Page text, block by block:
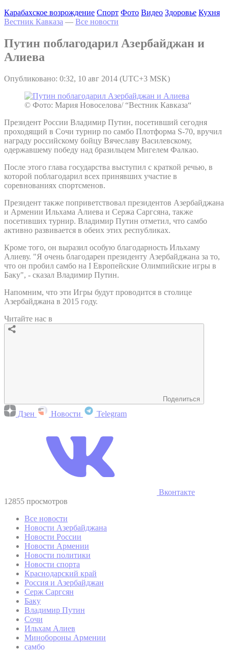
Карабахское возрождение Спорт Фото Видео Здоровье Кухня
Вестник Кавказа — Все новости
Путин поблагодарил Азербайджан и
Алиева
Опубликовано: 0:32, 10 авг 2014 (UTC+3 MSK)
© Фото: Мария Новоселова/ “Вестник Кавказа“
Президент России Владимир Путин, посетивший сегодня
проходящий в Сочи турнир по самбо Плотформа S-70, вручил
награду российскому бойцу Вячеславу Василевскому,
одержавшему победу над бразильцем Мигелем Фалкао.
После этого глава государства выступил с краткой речью, в
которой поблагодарил всех принявших участие в
соревнованиях спортсменов.
Президент также поприветствовал президентов Азербайджана
и Армении Ильхама Алиева и Сержа Саргсяна, также
посетивших турнир. Владимир Путин отметил, что самбо
активно развивается в обеих этих республиках.
Кроме того, он выразил особую благодарность Ильхаму
Алиеву. "Я очень благодарен президенту Азербайджана за то,
что он пробил самбо на I Европейские Олимпийские игры в
Баку", - сказал Владимир Путин.
Напомним, что эти Игры будут проводится в столице
Азербайджана в 2015 году.
Читайте нас в
Поделиться
Дзен Новости Telegram
Вконтакте
12855 просмотров
Все новости
Новости Азербайджана
Новости России
Новости Армении
Новости политики
Новости спорта
Краснодарский край
Россия и Азербайджан
Серж Саргсян
Баку
Владимир Путин
Сочи
Ильхам Алиев
Минобороны Армении
самбо